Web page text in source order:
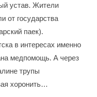
устав. Жители
от государства
паек).
в интересах именно
медпомощь. А через
трупы
хоронить…